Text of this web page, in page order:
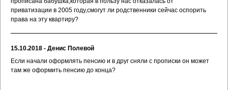
приватизации в 2005 году,смогут ли родственники сейчас оспорить
права на эту квартиру?
15.10.2018 - Денис Полевой
Если начали оформлять пенсию и в друг сняли с прописки он может
там же оформить пенсию до конца?